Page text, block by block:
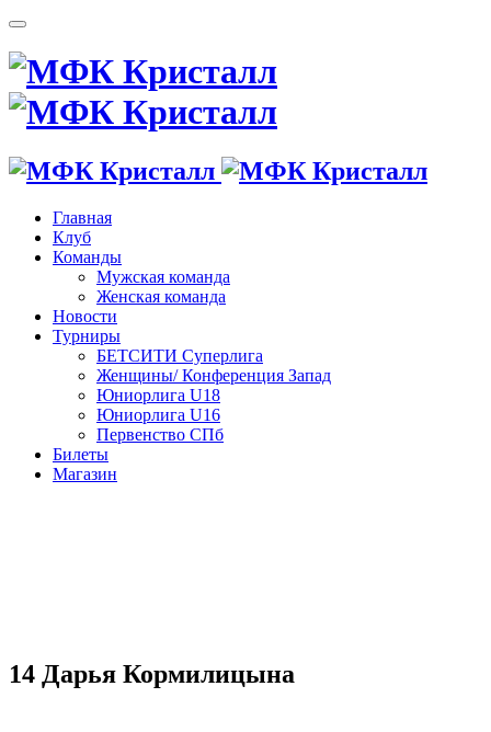
Главная
Клуб
Команды
Мужская команда
Женская команда
Новости
Турниры
БЕТСИТИ Суперлига
Женщины/ Конференция Запад
Юниорлига U18
Юниорлига U16
Первенство СПб
Билеты
Магазин
14 Дарья Кормилицына